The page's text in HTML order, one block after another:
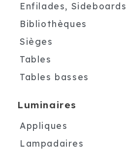
Enfilades, Sideboards
Bibliothèques
Sièges
Tables
Tables basses
Luminaires
Appliques
Lampadaires